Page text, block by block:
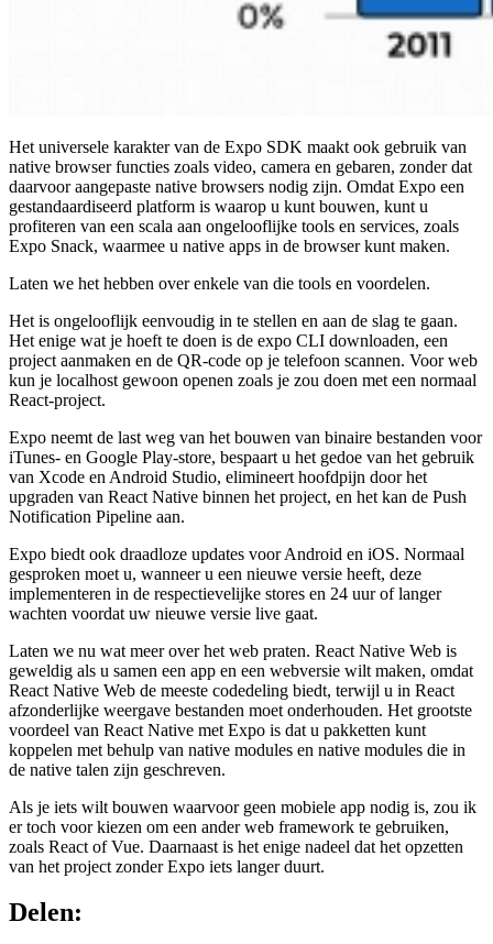
Het universele karakter van de Expo SDK maakt ook gebruik van
native browser functies zoals video, camera en gebaren, zonder dat
daarvoor aangepaste native browsers nodig zijn. Omdat Expo een
gestandaardiseerd platform is waarop u kunt bouwen, kunt u
profiteren van een scala aan ongelooflijke tools en services, zoals
Expo Snack, waarmee u native apps in de browser kunt maken.
Laten we het hebben over enkele van die tools en voordelen.
Het is ongelooflijk eenvoudig in te stellen en aan de slag te gaan.
Het enige wat je hoeft te doen is de expo CLI downloaden, een
project aanmaken en de QR-code op je telefoon scannen. Voor web
kun je localhost gewoon openen zoals je zou doen met een normaal
React-project.
Expo neemt de last weg van het bouwen van binaire bestanden voor
iTunes- en Google Play-store, bespaart u het gedoe van het gebruik
van Xcode en Android Studio, elimineert hoofdpijn door het
upgraden van React Native binnen het project, en het kan de Push
Notification Pipeline aan.
Expo biedt ook draadloze updates voor Android en iOS. Normaal
gesproken moet u, wanneer u een nieuwe versie heeft, deze
implementeren in de respectievelijke stores en 24 uur of langer
wachten voordat uw nieuwe versie live gaat.
Laten we nu wat meer over het web praten. React Native Web is
geweldig als u samen een app en een webversie wilt maken, omdat
React Native Web de meeste codedeling biedt, terwijl u in React
afzonderlijke weergave bestanden moet onderhouden. Het grootste
voordeel van React Native met Expo is dat u pakketten kunt
koppelen met behulp van native modules en native modules die in
de native talen zijn geschreven.
Als je iets wilt bouwen waarvoor geen mobiele app nodig is, zou ik
er toch voor kiezen om een ander web framework te gebruiken,
zoals React of Vue. Daarnaast is het enige nadeel dat het opzetten
van het project zonder Expo iets langer duurt.
Delen: